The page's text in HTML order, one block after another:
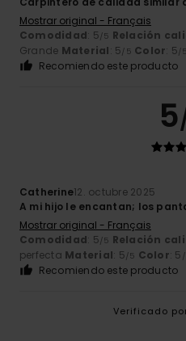
Mostrar original - Français
Comodidad: 5/5 Relación
Grande Material: 5/5 Color: 5/5
Recomiendo este producto
5
Catherine12. octubre 2025
A mi hijo le encantan; los
Mostrar original - Français
Comodidad: 5/5 Relación
perfecta Material: 5/5 Color: 5
Recomiendo este producto
Verificado